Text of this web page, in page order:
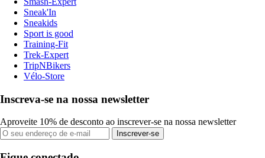
Sneak'In
Sneakids
Sport is good
Training-Fit
Trek-Expert
TripNBikers
Vélo-Store
Inscreva-se na nossa newsletter
Aproveite 10% de desconto ao inscrever-se na nossa newsletter
Inscrever-se